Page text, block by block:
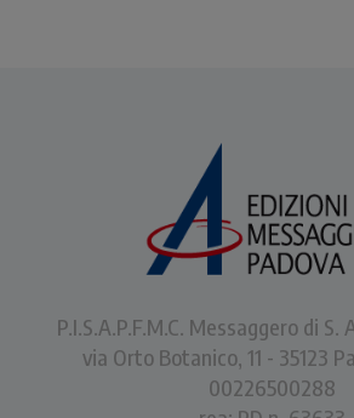
P.I.S.A.P.F.M.C. Messaggero di
via Orto Botanico, 11 - 35123
00226500288